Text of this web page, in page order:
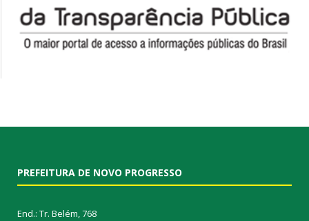
PREFEITURA DE NOVO PROGRESSO
End.: Tr. Belém, 768